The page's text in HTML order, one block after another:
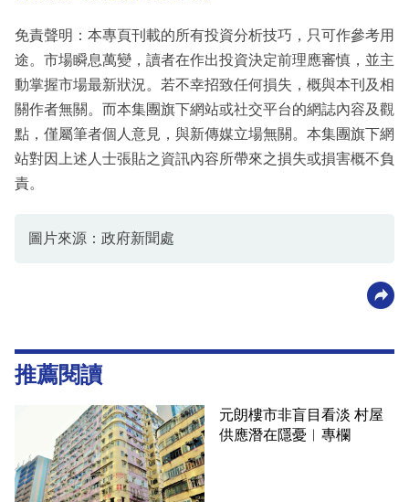
免責聲明：本專頁刊載的所有投資分析技巧，只可作參考用
途。市場瞬息萬變，讀者在作出投資決定前理應審慎，並主
動掌握市場最新狀況。若不幸招致任何損失，概與本刊及相
關作者無關。而本集團旗下網站或社交平台的網誌內容及觀
點，僅屬筆者個人意見，與新傳媒立場無關。本集團旗下網
站對因上述人士張貼之資訊內容所帶來之損失或損害概不負
責。
圖片來源：政府新聞處
推薦閱讀
元朗樓市非盲目看淡 村屋
供應潛在隱憂︳專欄